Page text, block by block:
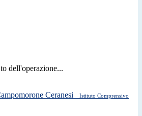
dell'operazione...
Istituto Comprensivo